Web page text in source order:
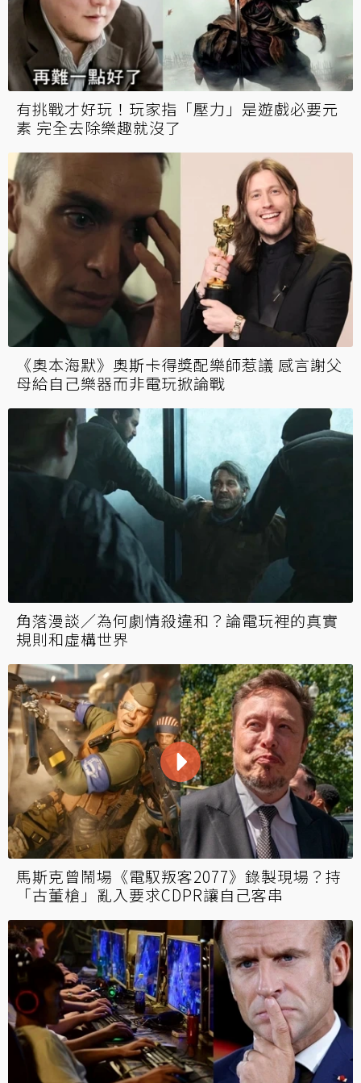
有挑戰才好玩！玩家指「壓力」是遊戲必要元
素 完全去除樂趣就沒了
《奧本海默》奧斯卡得獎配樂師惹議 感言謝父
母給自己樂器而非電玩掀論戰
角落漫談／為何劇情殺違和？論電玩裡的真實
規則和虛構世界
馬斯克曾鬧場《電馭叛客2077》錄製現場？持
「古董槍」亂入要求CDPR讓自己客串